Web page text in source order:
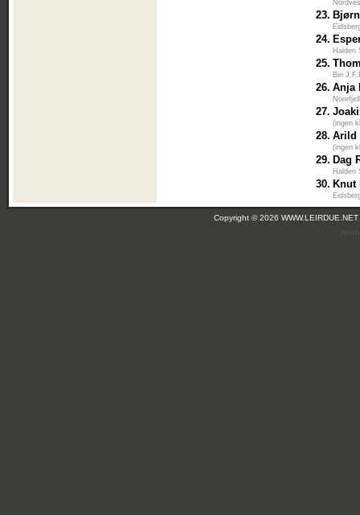
23.
24.
Halden
25.
Biri
26. Anja
27.
(ingen
28. Arild
(ingen
29. Dag
Halden
30. Knut
Copyright © 2026